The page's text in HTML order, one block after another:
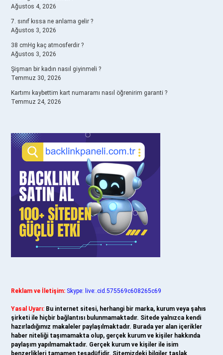
Ağustos 4, 2026
7. sınıf kıssa ne anlama gelir ?
Ağustos 3, 2026
38 cmHg kaç atmosferdir ?
Ağustos 3, 2026
Şişman bir kadın nasıl giyinmeli ?
Temmuz 30, 2026
Kartımı kaybettim kart numaramı nasıl öğrenirim garanti ?
Temmuz 24, 2026
Reklam ve İletişim: Skype: live:.cid.575569c608265c69
Yasal Uyarı: Bu internet sitesi, herhangi bir marka, kurum veya şahıs
şirketi ile hiçbir bağlantısı bulunmamaktadır. Sitede yalnızca kendi
hazırladığımız makaleler paylaşılmaktadır. Burada yer alan içerikler
haber niteliği taşımamakta olup, gerçek kurum ve kişiler hakkında
paylaşım yapılmamaktadır. Gerçek kurum ve kişiler ile isim
benzerlikleri tamamen tesadüfidir. Sitemizdeki bilgiler taslak